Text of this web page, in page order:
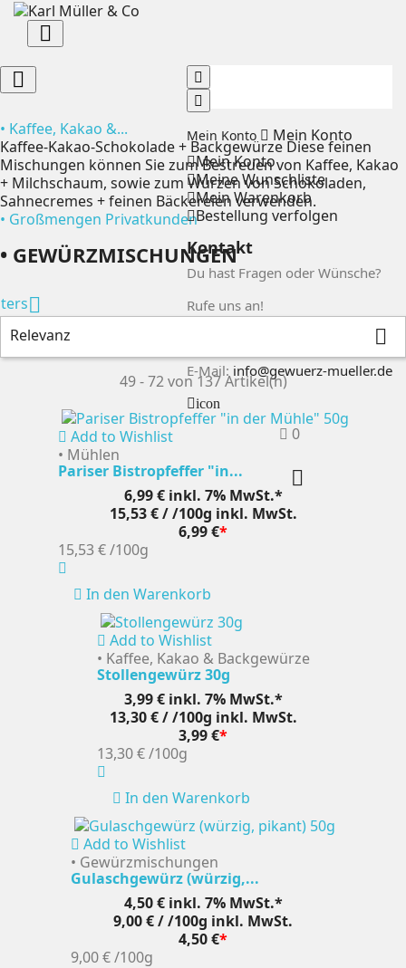

Mein Konto
Mein Konto
Mein Konto
Meine Wunschliste
Mein Warenkorb
Bestellung verfolgen
Kontakt
Du hast Fragen oder Wünsche?
Rufe uns an!
E-Mail: info@gewuerz-mueller.de
icon
0


• Kaffee, Kakao &...
Kaffee-Kakao-Schokolade + Backgewürze Diese feinen
Mischungen können Sie zum Bestreuen von Kaffee, Kakao
+ Milchschaum, sowie zum Würzen von Schokoladen,
Sahnecremes + feinen Bäckereien verwenden.
• Großmengen Privatkunden
• GEWÜRZMISCHUNGEN

Relevanz 
49 - 72 von 137 Artikel(n)
Add to Wishlist
• Mühlen
Pariser Bistropfeffer "in...
6,99 € inkl. 7% MwSt.*
15,53 € / /100g inkl. MwSt.
6,99 €*
15,53 € /100g
In den Warenkorb
Add to Wishlist
• Kaffee, Kakao & Backgewürze
Stollengewürz 30g
3,99 € inkl. 7% MwSt.*
13,30 € / /100g inkl. MwSt.
3,99 €*
13,30 € /100g
In den Warenkorb
Add to Wishlist
• Gewürzmischungen
Gulaschgewürz (würzig,...
4,50 € inkl. 7% MwSt.*
9,00 € / /100g inkl. MwSt.
4,50 €*
9,00 €/100g